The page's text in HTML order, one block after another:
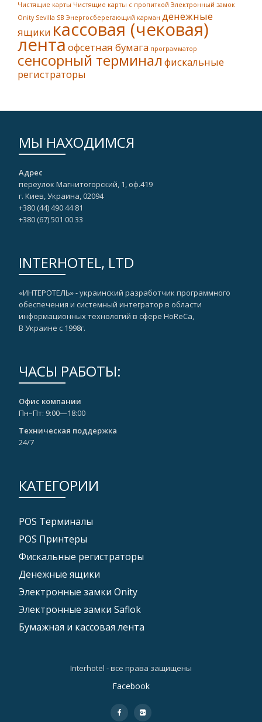
Чистящие карты Чистящие карты с пропиткой Электронный замок
Onity Sevilla SB Энергосберегающий карман денежные
ящики кассовая (чековая)
лента офсетная бумага программатор
сенсорный терминал фискальные
регистраторы
МЫ НАХОДИМСЯ
Адрес
переулок Магнитогорский, 1, оф.419
г. Киев, Украина, 02094
+380 (44) 490 44 81
+380 (67)‎ 501 00 33
INTERHOTEL, LTD
«ИНТЕРОТЕЛЬ» - украинский разработчик программного
обеспечения и системный интегратор в области
информационных технологий в сфере HoReCa,
В Украине с 1998г.
ЧАСЫ РАБОТЫ:
Офис компании
Пн–Пт: 9:00—18:00
Техническая поддержка
24/7
КАТЕГОРИИ
POS Tерминалы
POS Принтеры
Фискальные регистраторы
Денежные ящики
Электронные замки Onity
Электронные замки Saflok
Бумажная и кассовая лента
Interhotel - все права защищены
Дополнительное
меню
Facebook
fa-
fa-